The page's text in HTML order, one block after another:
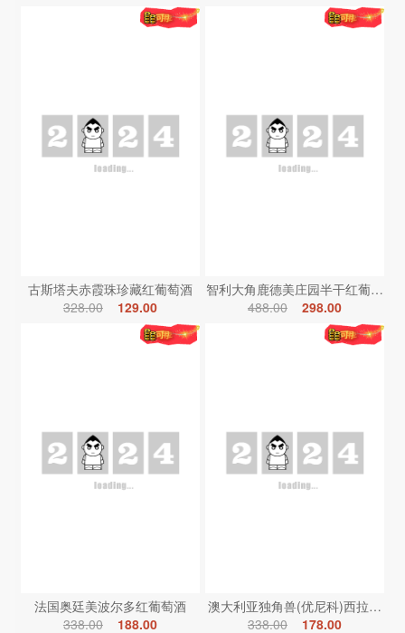
古斯塔夫赤霞珠珍藏红葡萄酒
328.00
129.00
智利大角鹿德美庄园半干红葡萄酒
488.00
298.00
法国奥廷美波尔多红葡萄酒
338.00
188.00
澳大利亚独角兽(优尼科)西拉红葡
338.00
178.00